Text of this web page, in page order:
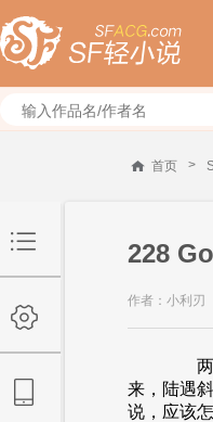
首页 >
228
作者：小利刃
两节数
来，陆遇
说，应该